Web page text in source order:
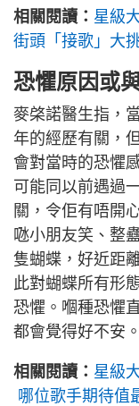
相關閱讀： 星級
街頭「接歌」大
恐懼原因或
麥棨諾醫生指，
年的經歷有關，
會對當時的恐懼
可能同以前遇過
關，令佢有唔開
𠱁小朋友笑、整
隻蝴蝶，好近距
此對蝴蝶所有形
恐懼。嗰種恐懼
都會覺得好不安。
相關閱讀： 星級
哪位歌手期待值